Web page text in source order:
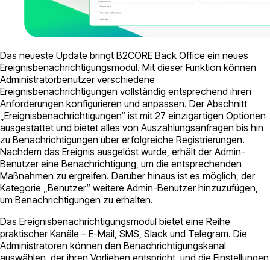
Das neueste Update bringt B2CORE Back Office ein neues
Ereignisbenachrichtigungsmodul. Mit dieser Funktion können
Administratorbenutzer verschiedene
Ereignisbenachrichtigungen vollständig entsprechend ihren
Anforderungen konfigurieren und anpassen. Der Abschnitt
„Ereignisbenachrichtigungen“ ist mit 27 einzigartigen Optionen
ausgestattet und bietet alles von Auszahlungsanfragen bis hin
zu Benachrichtigungen über erfolgreiche Registrierungen.
Nachdem das Ereignis ausgelöst wurde, erhält der Admin-
Benutzer eine Benachrichtigung, um die entsprechenden
Maßnahmen zu ergreifen. Darüber hinaus ist es möglich, der
Kategorie „Benutzer“ weitere Admin-Benutzer hinzuzufügen,
um Benachrichtigungen zu erhalten.
Das Ereignisbenachrichtigungsmodul bietet eine Reihe
praktischer Kanäle – E-Mail, SMS, Slack und Telegram. Die
Administratoren können den Benachrichtigungskanal
auswählen, der ihren Vorlieben entspricht, und die Einstellungen